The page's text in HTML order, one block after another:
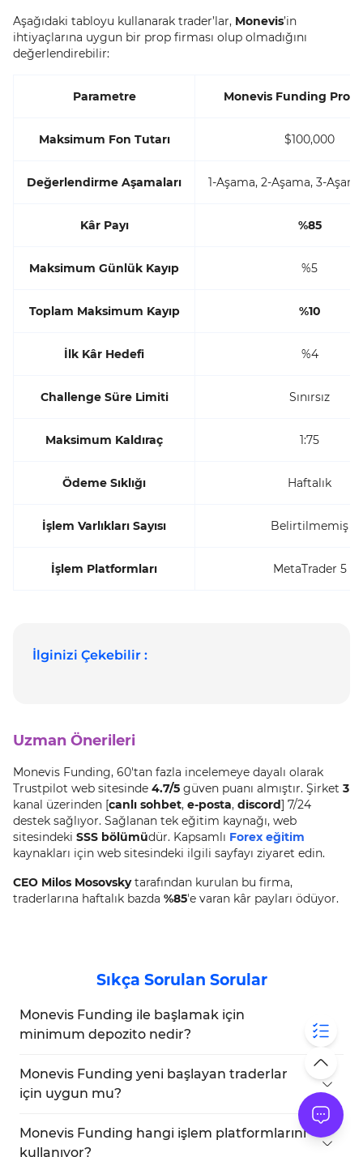
Aşağıdaki tabloyu kullanarak trader’lar, Monevis’in
ihtiyaçlarına uygun bir prop firması olup olmadığını
değerlendirebilir:
Parametre Monevis Funding Prop
Maksimum Fon Tutarı $100,000
Değerlendirme Aşamaları 1-Aşama, 2-Aşama, 3-
Kâr Payı %85
Maksimum Günlük Kayıp %5
Toplam Maksimum Kayıp %10
İlk Kâr Hedefi %4
Challenge Süre Limiti Sınırsız
Maksimum Kaldıraç 1:75
Ödeme Sıklığı Haftalık
İşlem Varlıkları Sayısı Belirtilmemiş
İşlem Platformları MetaTrader 5
İlginizi Çekebilir :
Uzman Önerileri
Monevis Funding, 60'tan fazla incelemeye dayalı olarak
Trustpilot web sitesinde 4.7/5 güven puanı almıştır. Şirket 3
kanal üzerinden [canlı sohbet, e-posta, discord] 7/24
destek sağlıyor. Sağlanan tek eğitim kaynağı, web
sitesindeki SSS bölümüdür. Kapsamlı Forex eğitim
kaynakları için web sitesindeki ilgili sayfayı ziyaret edin.
CEO Milos Mosovskytarafından kurulan bu firma,
traderlarına haftalık bazda %85'e varan kâr payları ödüyor.
Sıkça Sorulan Sorular
Monevis Funding ile başlamak için
minimum depozito nedir?
hesap için 60 dolardan başlar.
Monevis Funding yeni başlayan traderlar
için uygun mu?
Herkese açık olmasına rağmen, meydan okuma
gereksinimleri nedeniyle biraz deneyim faydalıdır.
Monevis Funding hangi işlem platformlarını
kullanıyor?